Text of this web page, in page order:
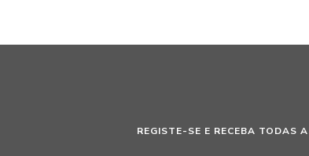
REGISTE-SE E RECEBA TODAS